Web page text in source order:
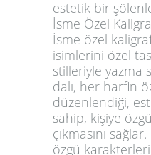
estetik bir
İsme Özel
İsme özel
isimlerini özel
stilleriyle yazma
dalı, her harfin
düzenlendiği,
sahip, kişiye
çıkmasını
özgü